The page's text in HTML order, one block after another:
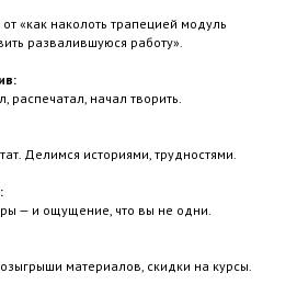
«как наколоть трапецией модуль
развалившуюся работу».
распечатал, начал творить.
Делимся историями, трудностями.
— и ощущение, что вы не одни.
материалов, скидки на курсы.